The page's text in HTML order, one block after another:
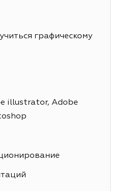
графическому
illustrator, Adobe